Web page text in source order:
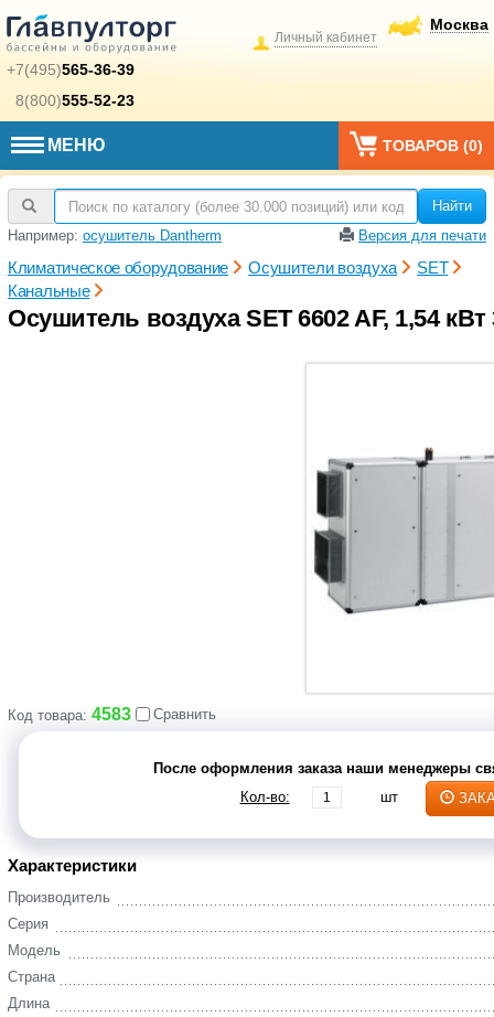
+7(495)565-36-39
8(800)555-52-23
Москва
Личный кабинет
МЕНЮ ТОВАРОВ (0)
Найти
Например: осушитель Dantherm Версия для печати
Климатическое оборудование Осушители воздуха
SET
Канальные
Осушитель воздуха SET 6602 AF, 1,54 кВт
Код товара: 4583 Сравнить
После оформления заказа наши менеджеры
Кол-во:
шт
Характеристики
Производитель
Серия
Модель
Страна
Длина